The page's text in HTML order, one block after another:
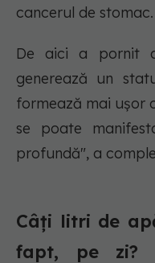
cancerul de stomac.
De aici a pornit
generează un
formează mai ușor
se poate
profundă", a
Câți litri de
fapt, pe zi?